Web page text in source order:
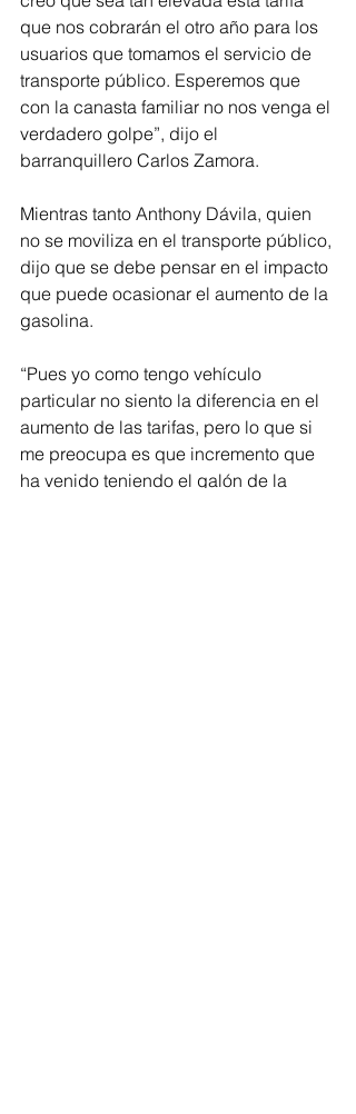
que nos cobrarán el otro año para los
usuarios que tomamos el servicio de
transporte público. Esperemos que
con la canasta familiar no nos venga el
verdadero golpe”, dijo el
barranquillero Carlos Zamora.
Mientras tanto Anthony Dávila, quien
no se moviliza en el transporte público,
dijo que se debe pensar en el impacto
que puede ocasionar el aumento de la
gasolina.
“Pues yo como tengo vehículo
particular no siento la diferencia en el
aumento de las tarifas, pero lo que si
me preocupa es que incremento que
ha venido teniendo el galón de la